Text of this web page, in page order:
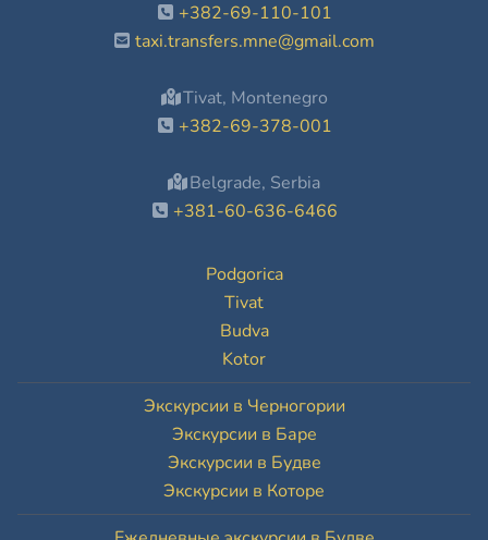
+382-69-110-101
taxi.transfers.mne@gmail.com
Tivat, Montenegro
+382-69-378-001
Belgrade, Serbia
+381-60-636-6466
Podgorica
Tivat
Budva
Kotor
Экскурсии в Черногории
Экскурсии в Баре
Экскурсии в Будве
Экскурсии в Которе